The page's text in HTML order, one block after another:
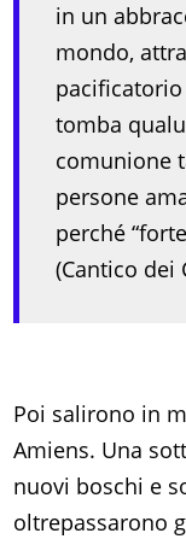
in un
mondo,
tomba
comunione
persone
perché
(Cantico dei
Poi salirono in
Amiens. Una
nuovi boschi e
oltrepassarono